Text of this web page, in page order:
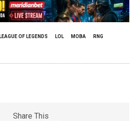
LEAGUE OF LEGENDS LOL MOBA RNG
Share This